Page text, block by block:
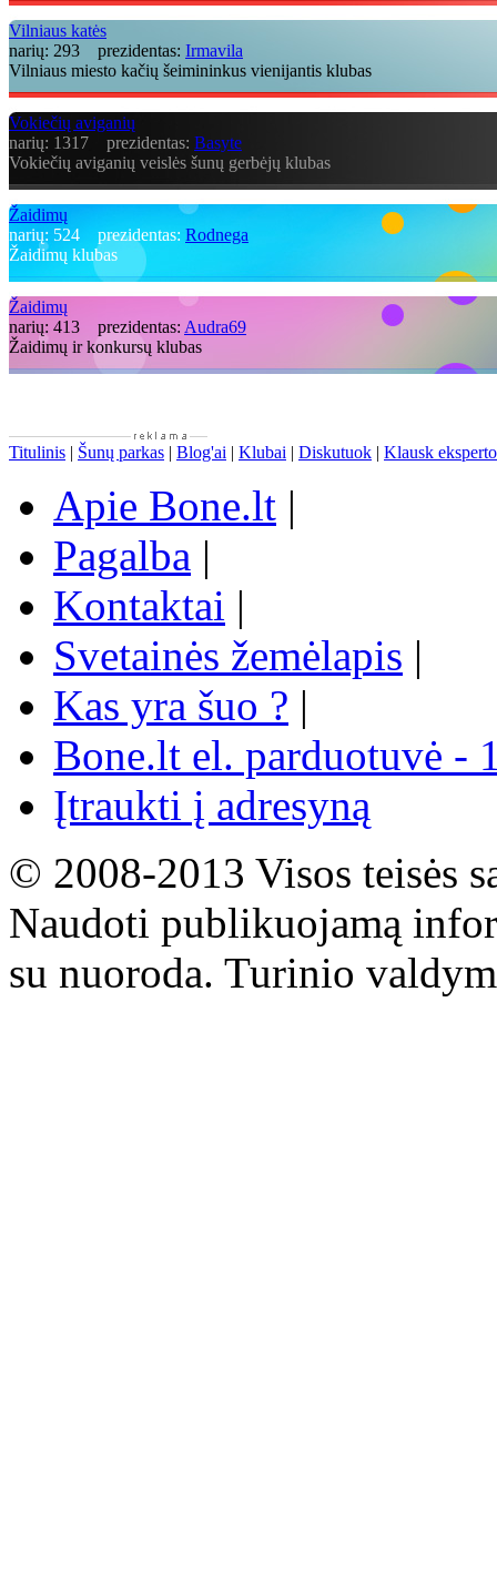
Vilniaus katės
narių: 293 prezidentas: Irmavila
Vilniaus miesto kačių šeimininkus vienijantis klubas
Vokiečių aviganių
narių: 1317 prezidentas: Basyte
Vokiečių aviganių veislės šunų gerbėjų klubas
Žaidimų
narių: 524 prezidentas: Rodnega
Žaidimų klubas
Žaidimų
narių: 413 prezidentas: Audra69
Žaidimų ir konkursų klubas
Titulinis | Šunų parkas | Blog'ai | Klubai | Diskutuok | Klausk eksperto
Apie Bone.lt |
Pagalba |
Kontaktai |
Svetainės žemėlapis |
Kas yra šuo ? |
Bone.lt el. parduotuvė -
Įtraukti į adresyną
© 2008-2013 Visos teisės
Naudoti publikuojamą
su nuoroda. Turinio